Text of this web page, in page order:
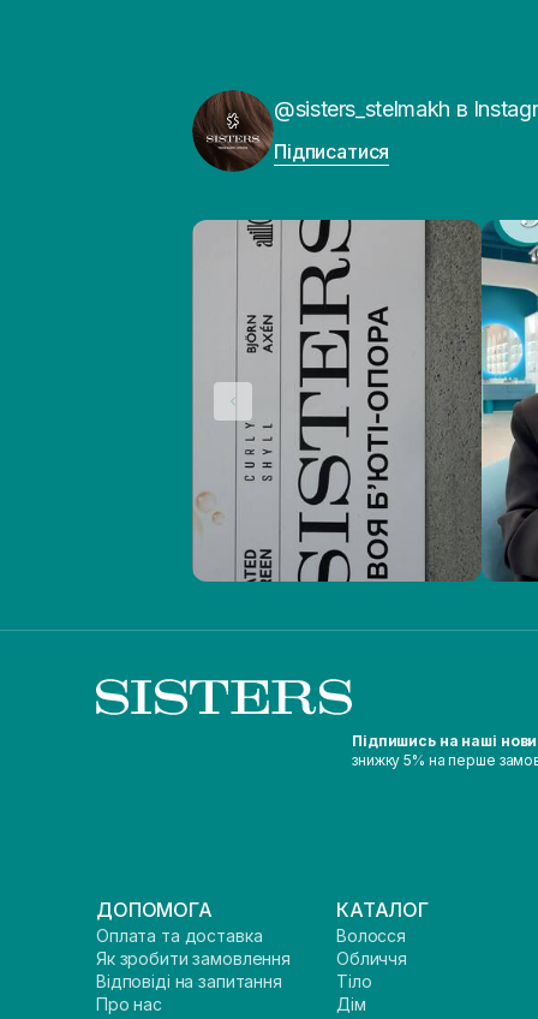
@sisters_stelmakh в
Підписатися
Підпишись на наші
знижку 5% на перше
ДОПОМОГА
Оплата та доставка
Як зробити замовлення
Відповіді на запитання
Про нас
КАТАЛОГ
Волосся
Обличчя
Тіло
Дім